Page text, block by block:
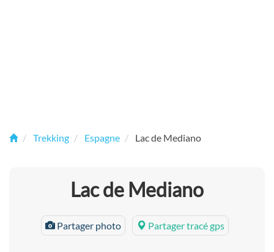
Trekking Espagne Lac de Mediano
Lac de Mediano
Partager photo Partager tracé gps